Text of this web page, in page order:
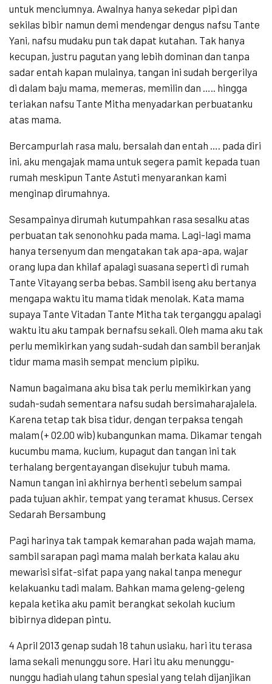
untuk menciumnya. Awalnya hanya sekedar pipi dan
sekilas bibir namun demi mendengar dengus nafsu Tante
Yani, nafsu mudaku pun tak dapat kutahan. Tak hanya
kecupan, justru pagutan yang lebih dominan dan tanpa
sadar entah kapan mulainya, tangan ini sudah bergerilya
di dalam baju mama, memeras, memilin dan ….. hingga
teriakan nafsu Tante Mitha menyadarkan perbuatanku
atas mama.
Bercampurlah rasa malu, bersalah dan entah …. pada diri
ini, aku mengajak mama untuk segera pamit kepada tuan
rumah meskipun Tante Astuti menyarankan kami
menginap dirumahnya.
Sesampainya dirumah kutumpahkan rasa sesalku atas
perbuatan tak senonohku pada mama. Lagi-lagi mama
hanya tersenyum dan mengatakan tak apa-apa, wajar
orang lupa dan khilaf apalagi suasana seperti di rumah
Tante Vitayang serba bebas. Sambil iseng aku bertanya
mengapa waktu itu mama tidak menolak. Kata mama
supaya Tante Vitadan Tante Mitha tak terganggu apalagi
waktu itu aku tampak bernafsu sekali. Oleh mama aku tak
perlu memikirkan yang sudah-sudah dan sambil beranjak
tidur mama masih sempat mencium pipiku.
Namun bagaimana aku bisa tak perlu memikirkan yang
sudah-sudah sementara nafsu sudah bersimaharajalela.
Karena tetap tak bisa tidur, dengan terpaksa tengah
malam (+ 02.00 wib) kubangunkan mama. Dikamar tengah
kucumbu mama, kucium, kupagut dan tangan ini tak
terhalang bergentayangan disekujur tubuh mama.
Namun tangan ini akhirnya berhenti sebelum sampai
pada tujuan akhir, tempat yang teramat khusus. Cersex
Sedarah Bersambung
Pagi harinya tak tampak kemarahan pada wajah mama,
sambil sarapan pagi mama malah berkata kalau aku
mewarisi sifat-sifat papa yang nakal tanpa menegur
kelakuanku tadi malam. Bahkan mama geleng-geleng
kepala ketika aku pamit berangkat sekolah kucium
bibirnya didepan pintu.
4 April 2013 genap sudah 18 tahun usiaku, hari itu terasa
lama sekali menunggu sore. Hari itu aku menunggu-
nunggu hadiah ulang tahun spesial yang telah dijanjikan